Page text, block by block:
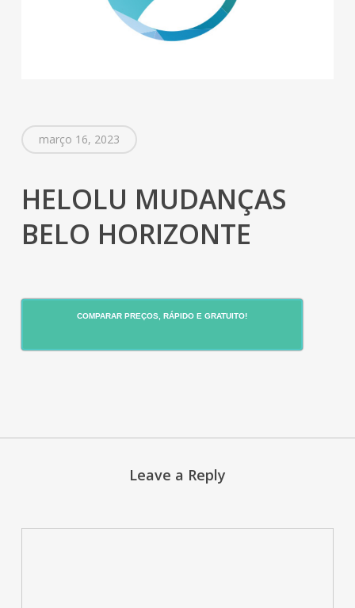
março 16, 2023
HELOLU MUDANÇAS
BELO HORIZONTE
COMPARAR PREÇOS, RÁPIDO E GRATUITO!
Leave a Reply